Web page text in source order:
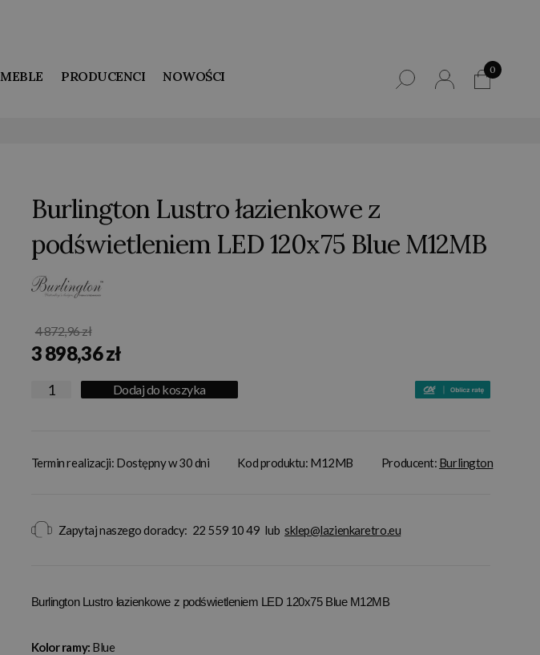
MEBLE PRODUCENCI NOWOŚCI 0
Burlington Lustro łazienkowe z
podświetleniem LED 120x75 Blue M12MB
4 872,96 zł
3 898,36 zł
Dodaj do koszyka
Termin realizacji: Dostępny w 30 dni Kod produktu: M12MB Producent: Burlington
Zapytaj naszego doradcy: 22 559 10 49 lub sklep@lazienkaretro.eu
Burlington Lustro łazienkowe z podświetleniem LED 120x75 Blue M12MB
Kolor ramy: Blue